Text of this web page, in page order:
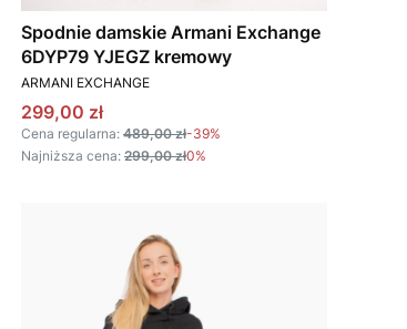
Spodnie damskie Armani Exchange
6DYP79 YJEGZ kremowy
PRODUCENT
ARMANI EXCHANGE
Cena promocyjna
299,00 zł
Cena regularna: 489,00 zł-39%
Najniższa cena: 299,00 zł0%